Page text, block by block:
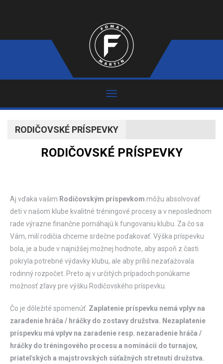
RODIČOVSKÉ PRÍSPEVKY
RODIČOVSKÉ PRÍSPEVKY
Aj vďaka vašim Rodičovským príspevkom môžu absolvovať
deti v našom klube kvalitné tréningové procesy a v neposlednom
rade výrazne finančne pomáhajú k fungovaniu klubu. Za čo sa
Vám, milí rodičia chceme srdečne poďakovať. Výška príspevku
bola, je a bude v najnižšej možnej hodnote, aby aspoň z časti
pokryla potrebné výdavky klubu, ale aby príliš nezaťažovala
rodinný rozpočet. Preto aj v určitých prípadoch ponúkame
možnosť zľavy pre výšku Rodičovského príspevku.
Čo je dôležité spomenúť: Zaplatenie príspevku nemá vplyv na
zaradenie hráča / hráčky do zostavy družstva. Nezaplatenie
príspevku má vplyv na zaradenie resp. nezaradenie hráča /
hráčky do tréningového procesu a nominácii do turnajov,
priateľských a majstrovských súťažných stretnutí družstva.